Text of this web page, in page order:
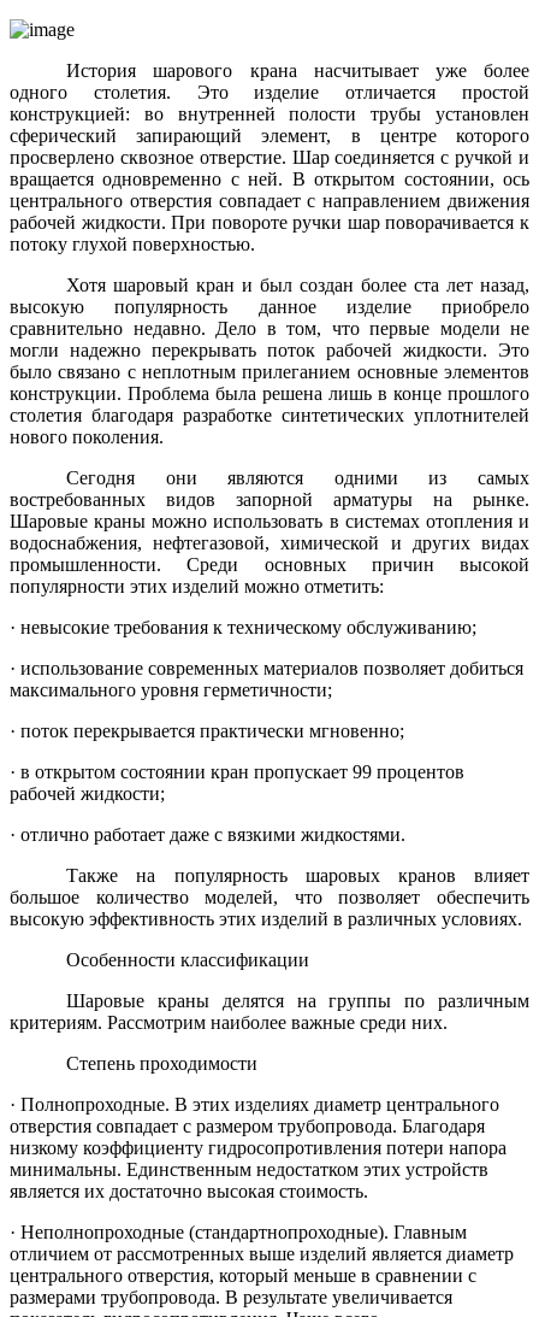
История шарового крана насчитывает уже более
одного столетия. Это изделие отличается простой
конструкцией: во внутренней полости трубы установлен
сферический запирающий элемент, в центре которого
просверлено сквозное отверстие. Шар соединяется с ручкой и
вращается одновременно с ней. В открытом состоянии, ось
центрального отверстия совпадает с направлением движения
рабочей жидкости. При повороте ручки шар поворачивается к
потоку глухой поверхностью.
Хотя шаровый кран и был создан более ста лет назад,
высокую популярность данное изделие приобрело
сравнительно недавно. Дело в том, что первые модели не
могли надежно перекрывать поток рабочей жидкости. Это
было связано с неплотным прилеганием основные элементов
конструкции. Проблема была решена лишь в конце прошлого
столетия благодаря разработке синтетических уплотнителей
нового поколения.
Сегодня они являются одними из самых
востребованных видов запорной арматуры на рынке.
Шаровые краны можно использовать в системах отопления и
водоснабжения, нефтегазовой, химической и других видах
промышленности. Среди основных причин высокой
популярности этих изделий можно отметить:
· невысокие требования к техническому обслуживанию;
· использование современных материалов позволяет добиться
максимального уровня герметичности;
· поток перекрывается практически мгновенно;
· в открытом состоянии кран пропускает 99 процентов
рабочей жидкости;
· отлично работает даже с вязкими жидкостями.
Также на популярность шаровых кранов влияет
большое количество моделей, что позволяет обеспечить
высокую эффективность этих изделий в различных условиях.
Особенности классификации
Шаровые краны делятся на группы по различным
критериям. Рассмотрим наиболее важные среди них.
Степень проходимости
· Полнопроходные. В этих изделиях диаметр центрального
отверстия совпадает с размером трубопровода. Благодаря
низкому коэффициенту гидросопротивления потери напора
минимальны. Единственным недостатком этих устройств
является их достаточно высокая стоимость.
· Неполнопроходные (стандартнопроходные). Главным
отличием от рассмотренных выше изделий является диаметр
центрального отверстия, который меньше в сравнении с
размерами трубопровода. В результате увеличивается